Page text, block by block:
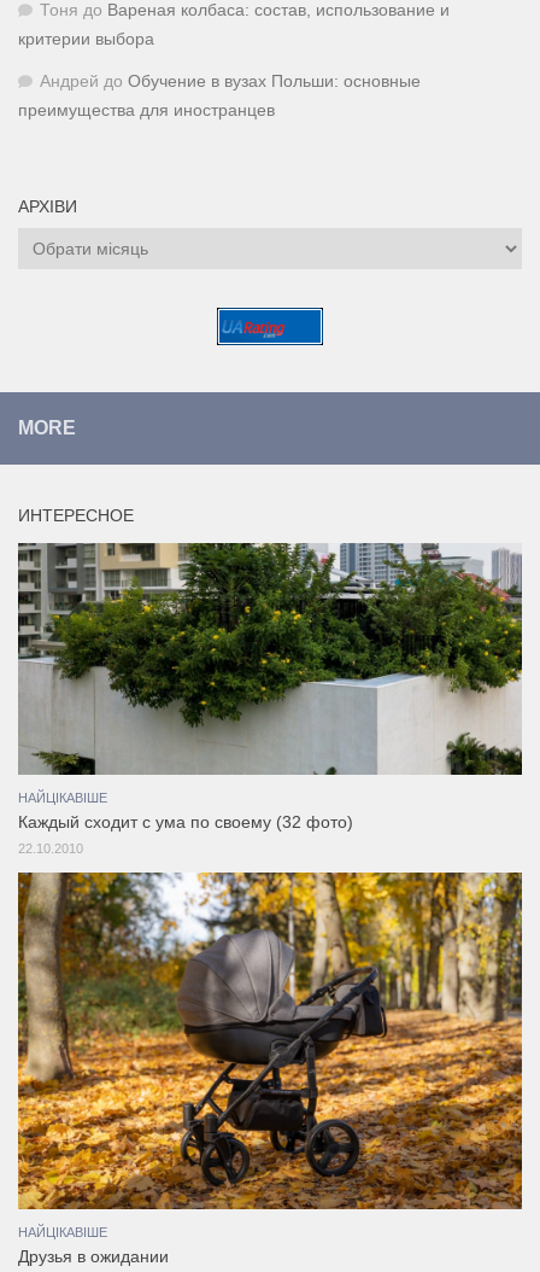
Тоня до Вареная колбаса: состав, использование и
критерии выбора
Андрей до Обучение в вузах Польши: основные
преимущества для иностранцев
АРХІВИ
Архіви
MORE
ИНТЕРЕСНОЕ
НАЙЦІКАВІШЕ
Каждый сходит с ума по своему (32 фото)
22.10.2010
НАЙЦІКАВІШЕ
Друзья в ожидании